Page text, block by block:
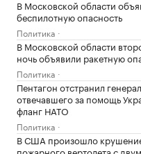
В Московской области
беспилотную опасность
Политика
В Московской области
ночь объявили ракетную
Политика
Пентагон отстранил
отвечавшего за помощь
фланг НАТО
Политика
В США произошло
пожарного вертолета с